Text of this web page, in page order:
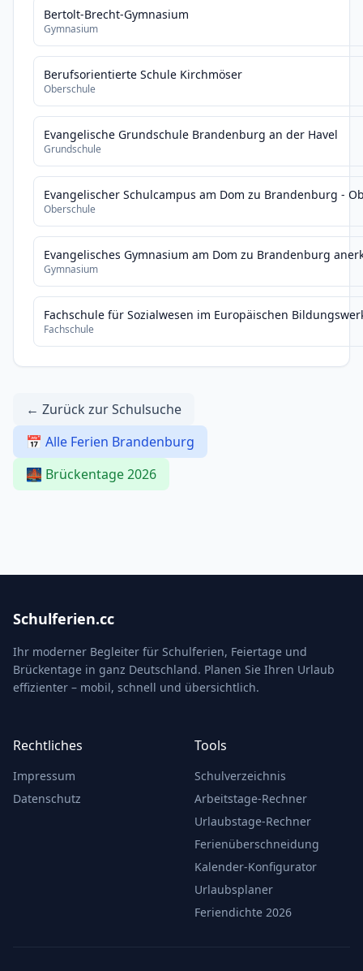
Bertolt-Brecht-Gymnasium
Gymnasium
Berufsorientierte Schule Kirchmöser
Oberschule
Evangelische Grundschule Brandenburg an der Havel
Grundschule
Evangelischer Schulcampus am Dom zu Brandenburg -
Oberschule
Evangelisches Gymnasium am Dom zu Brandenburg
Gymnasium
Fachschule für Sozialwesen im Europäischen
Fachschule
← Zurück zur Schulsuche
📅 Alle Ferien Brandenburg
🌉 Brückentage 2026
Schulferien.cc
Ihr moderner Begleiter für Schulferien, Feiertage und
Brückentage in ganz Deutschland. Planen Sie Ihren Urlaub
effizienter – mobil, schnell und übersichtlich.
Rechtliches
Impressum
Datenschutz
Tools
Schulverzeichnis
Arbeitstage-Rechner
Urlaubstage-Rechner
Ferienüberschneidung
Kalender-Konfigurator
Urlaubsplaner
Feriendichte 2026